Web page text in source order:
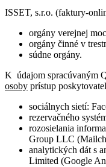
ISSET, s.r.o. (faktury-
orgány verejnej
orgány činné v
súdne orgány.
K údajom spracúvaným
osoby prístup
sociálnych sietí:
rezervačného
rozosielania
Group LLC
analytických dát s
Limited (Google